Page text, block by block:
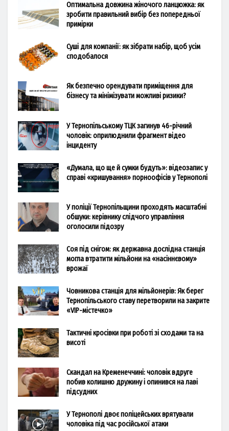
Оптимальна довжина жіночого ланцюжка: як
зробити правильний вибір без попередньої
примірки
Суші для компанії: як зібрати набір, щоб усім
сподобалося
Як безпечно орендувати приміщення для
бізнесу та мінімізувати можливі ризики?
У Тернопільському ТЦК загинув 46-річний
чоловік: оприлюднили фрагмент відео
інциденту
«Думала, що ще й сумки будуть»: відеозапис у
справі «кришування» порноофісів у Тернополі
У поліції Тернопільщини проходять масштабні
обшуки: керівнику слідчого управління
оголосили підозру
Соя під снігом: як державна дослідна станція
могла втратити мільйони на «насіннєвому»
врожаї
Човникова станція для мільйонерів: Як берег
Тернопільського ставу перетворили на закрите
«VIP-містечко»
Тактичні кросівки при роботі зі сходами та на
висоті
Скандал на Кременеччині: чоловік вдруге
побив колишню дружину і опинився на лаві
підсудних
У Тернополі двоє поліцейських врятували
чоловіка під час російської атаки